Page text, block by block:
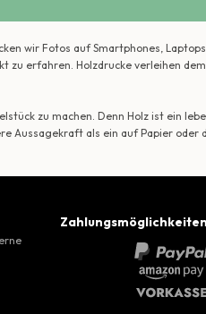
wir Fotos auf Smartphones, Laptops
zu erfahren. Holzdrucke verleihen
zu machen. Denn Holz ist ein
Aussagekraft als ein auf Papier oder
Zahlungsmöglichkeiten